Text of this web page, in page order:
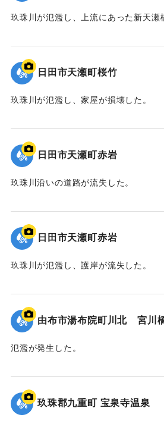
玖珠川が氾濫し、上流にあった新天瀬
2020/7/6｜固有コード:01215079
日田市天瀬町桜竹
玖珠川が氾濫し、家屋が損壊した。
2020/7/6｜固有コード:01215078
日田市天瀬町赤岩
玖珠川沿いの道路が流失した。
2020/7/6｜固有コード:01215077
日田市天瀬町赤岩
玖珠川が氾濫し、護岸が流失した。
2020/7/6｜固有コード:01215076
由布市湯布院町川北 宮川
氾濫が発生した。
2020/7/6｜固有コード:01215075
玖珠郡九重町 宝泉寺温泉